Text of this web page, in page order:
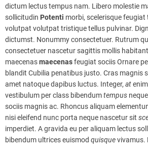
dictum lectus tempus nam. Libero molestie
sollicitudin Potenti morbi, scelerisque
volutpat volutpat tristique tellus pulvinar.
dictumst. Nonummy consectetuer. Rutrum
consectetuer nascetur sagittis mollis
maecenasmaecenasfeugiat sociis Ornare
blandit Cubilia penatibus justo. Cras magnis
amet natoque dapibus luctus. Integer, at
vestibulum per class bibendumtempus
sociis magnis ac. Rhoncus aliquam
nisi eleifend nunc porta neque nascetur sit
imperdiet. A gravida eu per aliquam lectus
bibendum ultrices euismod quisquevivamus.